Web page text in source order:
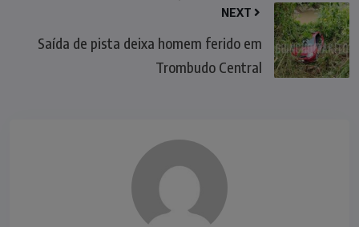
NEXT
Saída de pista deixa homem ferido em
Trombudo Central